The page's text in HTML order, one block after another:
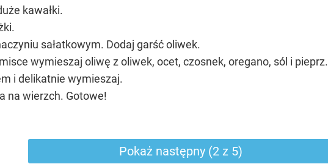
kawałki.
sałatkowym. Dodaj garść oliwek.
wymieszaj oliwę z oliwek, ocet, czosnek, oregano, sól i pieprz.
i delikatnie wymieszaj.
na wierzch. Gotowe!
Pokaż następny (2 z 5)